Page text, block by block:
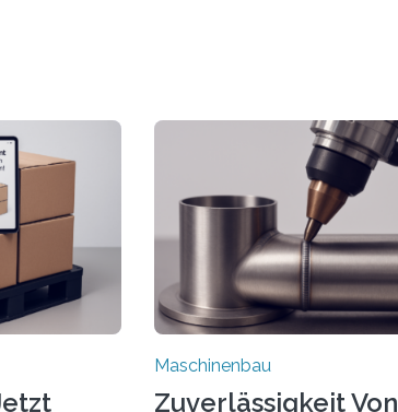
Maschinenbau
Zuverlässigkeit Von